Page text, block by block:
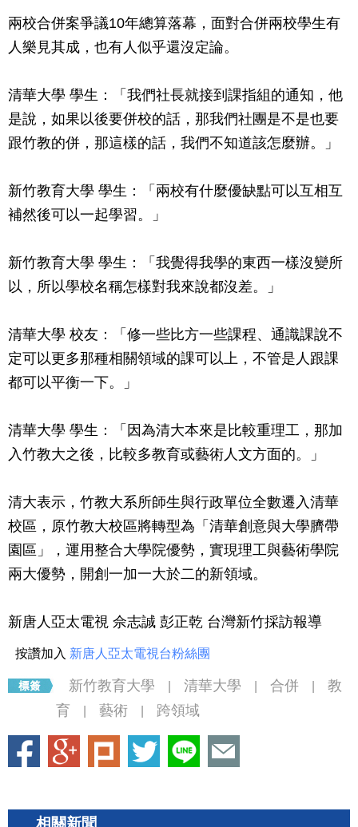
兩校合併案爭議10年總算落幕，面對合併兩校學生有
人樂見其成，也有人似乎還沒定論。
清華大學 學生：「我們社長就接到課指組的通知，他
是說，如果以後要併校的話，那我們社團是不是也要
跟竹教的併，那這樣的話，我們不知道該怎麼辦。」
新竹教育大學 學生：「兩校有什麼優缺點可以互相互
補然後可以一起學習。」
新竹教育大學 學生：「我覺得我學的東西一樣沒變所
以，所以學校名稱怎樣對我來說都沒差。」
清華大學 校友：「修一些比方一些課程、通識課說不
定可以更多那種相關領域的課可以上，不管是人跟課
都可以平衡一下。」
清華大學 學生：「因為清大本來是比較重理工，那加
入竹教大之後，比較多教育或藝術人文方面的。」
清大表示，竹教大系所師生與行政單位全數遷入清華
校區，原竹教大校區將轉型為「清華創意與大學臍帶
園區」，運用整合大學院優勢，實現理工與藝術學院
兩大優勢，開創一加一大於二的新領域。
新唐人亞太電視 佘志誠 彭正乾 台灣新竹採訪報導
按讚加入 新唐人亞太電視台粉絲團
新竹教育大學 清華大學 合併
教
育
藝術 跨領域